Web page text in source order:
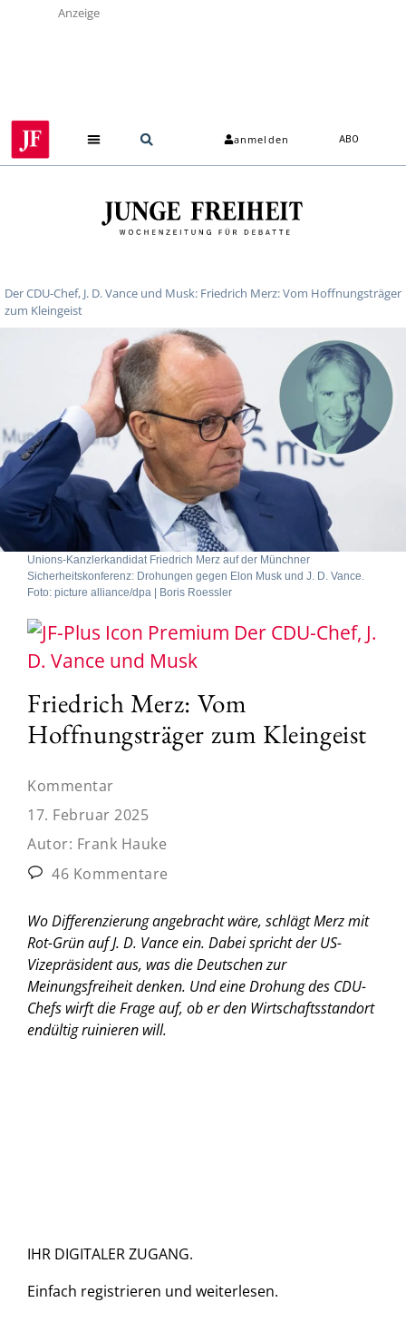
Anzeige
anmelden ABO
Der CDU-Chef, J. D. Vance und Musk: Friedrich Merz: Vom Hoffnungsträger
zum Kleingeist
Unions-Kanzlerkandidat Friedrich Merz auf der Münchner
Sicherheitskonferenz: Drohungen gegen Elon Musk und J. D. Vance.
Foto: picture alliance/dpa | Boris Roessler
Der CDU-Chef, J.
D. Vance und Musk
Friedrich Merz: Vom
Hoffnungsträger zum Kleingeist
Kommentar
17. Februar 2025
Autor: Frank Hauke
46 Kommentare
Wo Differenzierung angebracht wäre, schlägt Merz mit
Rot-Grün auf J. D. Vance ein. Dabei spricht der US-
Vizepräsident aus, was die Deutschen zur
Meinungsfreiheit denken. Und eine Drohung des CDU-
Chefs wirft die Frage auf, ob er den Wirtschaftsstandort
endültig ruinieren will.
IHR DIGITALER ZUGANG.
Einfach registrieren und weiterlesen.